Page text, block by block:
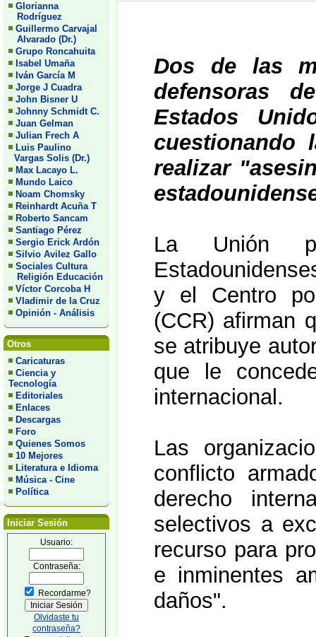
Glorianna
Rodríguez
Guillermo Carvajal
Alvarado (Dr.)
Grupo Roncahuita
Isabel Umaña
Iván García M
Jorge J Cuadra
John Bisner U
Johnny Schmidt C.
Juan Gelman
Julian Frech A
Luis Paulino
Vargas Solis (Dr.)
Max Lacayo L.
Mundo Laico
Noam Chomsky
Reinhardt Acuña T
Roberto Sancam
Santiago Pérez
Sergio Erick Ardón
Silvio Avilez Gallo
Sociales Cultura
Religión Educación
Víctor Corcoba H
Vladimir de la Cruz
Opinión - Análisis
Otros
Caricaturas
Ciencia y
Tecnología
Editoriales
Enlaces
Descargas
Foro
Quienes Somos
10 Mejores
Literatura e Idioma
Música - Cine
Política
Iniciar Sesión
Usuario:
Contraseña:
Recordarme?
Olvidaste tu
contraseña?
Dos de las
defensoras
Estados
cuestionando
realizar
La Unión
y el Centro
(CCR) afirman
se atribuye
que le
internacional.
Las
conflicto
derecho
selectivos a
recurso para
e inminentes
daños".